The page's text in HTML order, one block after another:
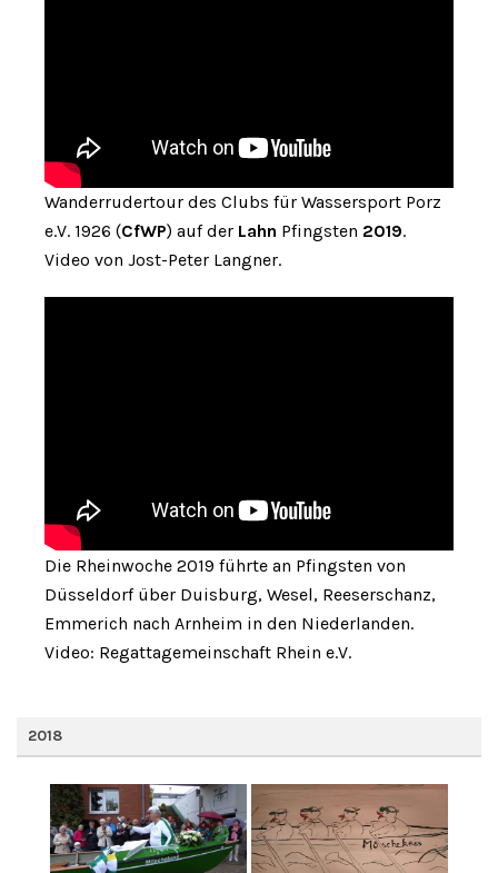
Wanderrudertour des Clubs für Wassersport Porz
e.V. 1926 (CfWP) auf der Lahn Pfingsten 2019.
Video von Jost-Peter Langner.
Die Rheinwoche 2019 führte an Pfingsten von
Düsseldorf über Duisburg, Wesel, Reeserschanz,
Emmerich nach Arnheim in den Niederlanden.
Video: Regattagemeinschaft Rhein e.V.
2018